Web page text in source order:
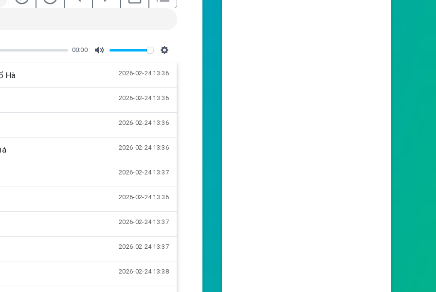
00:00
M
t
S
e
t
t
i
g
Hà 2026-02-24 13:36
2026-02-24 13:36
2026-02-24 13:36
2026-02-24 13:36
2026-02-24 13:37
2026-02-24 13:36
2026-02-24 13:37
2026-02-24 13:37
2026-02-24 13:38